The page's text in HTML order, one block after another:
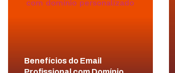
Benefícios do Email